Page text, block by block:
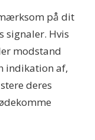
på dit
signaler. Hvis
modstand
indikation af,
deres